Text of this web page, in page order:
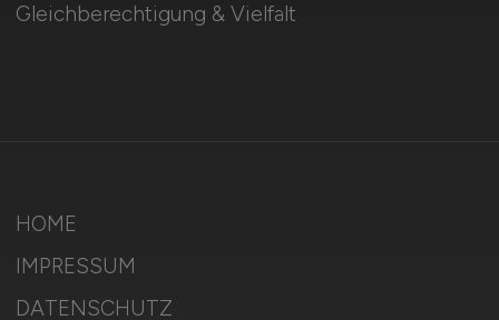
Gleichberechtigung & Vielfalt
HOME
IMPRESSUM
DATENSCHUTZ